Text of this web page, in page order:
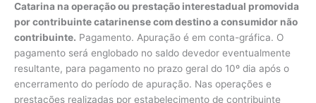
Catarina na operação ou prestação interestadual promovida
por contribuinte catarinense com destino a consumidor não
contribuinte. Pagamento. Apuração é em conta-gráfica. O
pagamento será englobado no saldo devedor eventualmente
resultante, para pagamento no prazo geral do 10º dia após o
encerramento do período de apuração. Nas operações e
prestações realizadas por estabelecimento de contribuinte